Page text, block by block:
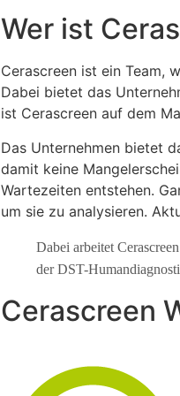
Wer ist
Cerascreen ist ein Team,
Dabei bietet das
ist Cerascreen auf dem
Das Unternehmen bietet
damit keine
Wartezeiten entstehen.
um sie zu analysieren.
Dabei arbeitet
der DST-
Cerascreen